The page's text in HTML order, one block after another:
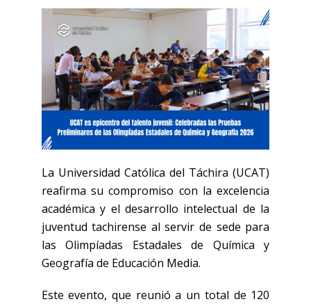
La Universidad Católica del Táchira (UCAT)
reafirma su compromiso con la excelencia
académica y el desarrollo intelectual de la
juventud tachirense al servir de sede para
las Olimpíadas Estadales de Química y
Geografía de Educación Media.
Este evento, que reunió a un total de 120